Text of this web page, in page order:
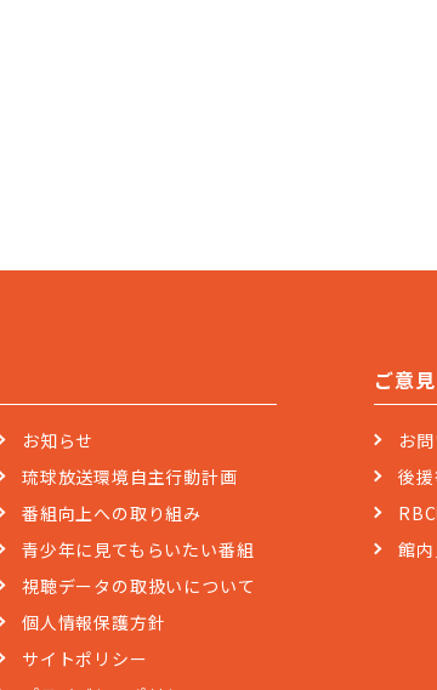
お知らせ
琉球放送環境自主行動計画
番組向上への取り組み
青少年に見てもらいたい番組
視聴データの取扱いについて
個人情報保護方針
サイトポリシー
ご意
お
後
館